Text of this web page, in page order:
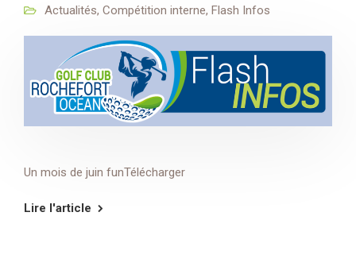
Actualités, Compétition interne, Flash Infos
Un mois de juin funTélécharger
Lire l'article